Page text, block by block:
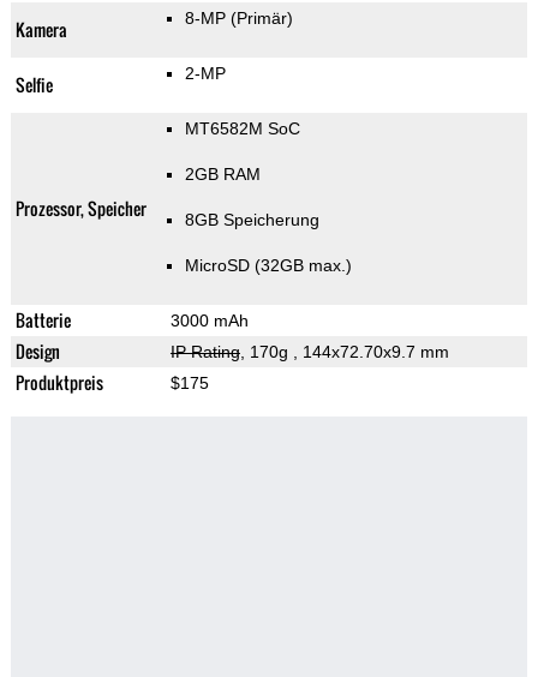
Kamera 8-MP (Primär)
Selfie 2-MP
Prozessor, Speicher
MT6582M SoC
2GB RAM
8GB Speicherung
MicroSD (32GB max.)
Batterie 3000 mAh
Design IP Rating, 170g , 144x72.70x9.7 mm
Produktpreis $175